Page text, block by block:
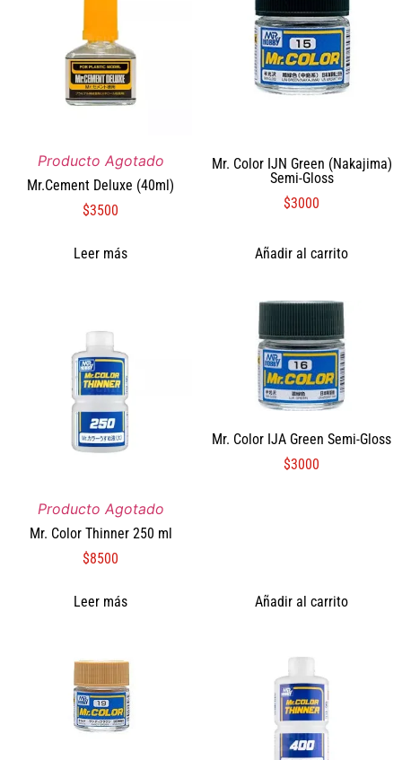
Producto Agotado
Mr.Cement Deluxe (40ml)
$3500
Leer más
Mr. Color IJN Green (Nakajima)
Semi-Gloss
$3000
Añadir al carrito
Producto Agotado
Mr. Color Thinner 250 ml
$8500
Leer más
Mr. Color IJA Green Semi-Gloss
$3000
Añadir al carrito